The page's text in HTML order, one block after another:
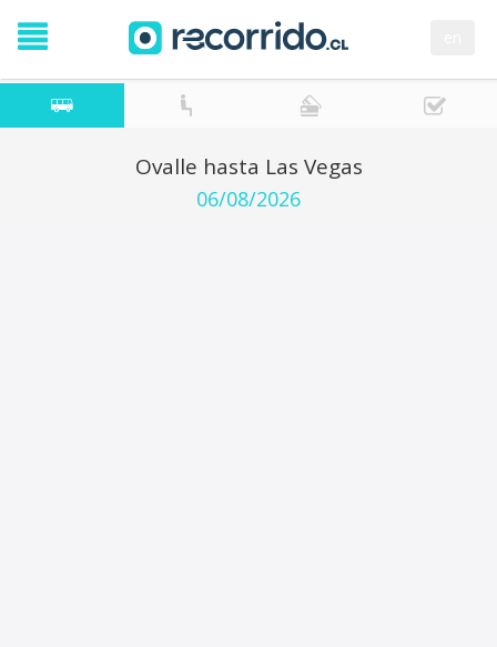
Ovalle hasta Las Vegas
06/08/2026